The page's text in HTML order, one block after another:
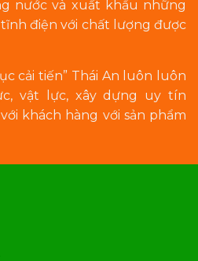
nước và xuất khẩu những
tĩnh điện với chất lượng được
cải tiến” Thái An luôn luôn
vật lực, xây dựng uy tín
khách hàng với sản phẩm